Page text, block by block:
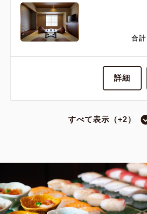
合計
詳細
禁煙 8.00畳 1~4名
Wi-Fiあり（無料）
すべて表示（+2）